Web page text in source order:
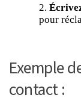
2.
pour
Exemple
contact :